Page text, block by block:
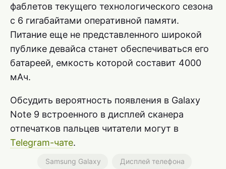
фаблетов текущего технологического сезона
с 6 гигабайтами оперативной памяти.
Питание еще не представленного широкой
публике девайса станет обеспечиваться его
батареей, емкость которой составит 4000
мАч.
Обсудить вероятность появления в Galaxy
Note 9 встроенного в дисплей сканера
отпечатков пальцев читатели могут в
Telegram-чате.
Samsung Galaxy Дисплей телефона